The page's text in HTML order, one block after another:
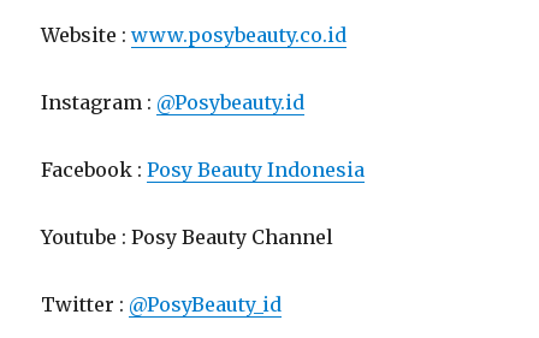
Website :www.posybeauty.co.id
Instagram : @Posybeauty.id
Facebook :Posy Beauty Indonesia
Youtube : Posy Beauty Channel
Twitter : @PosyBeauty_id